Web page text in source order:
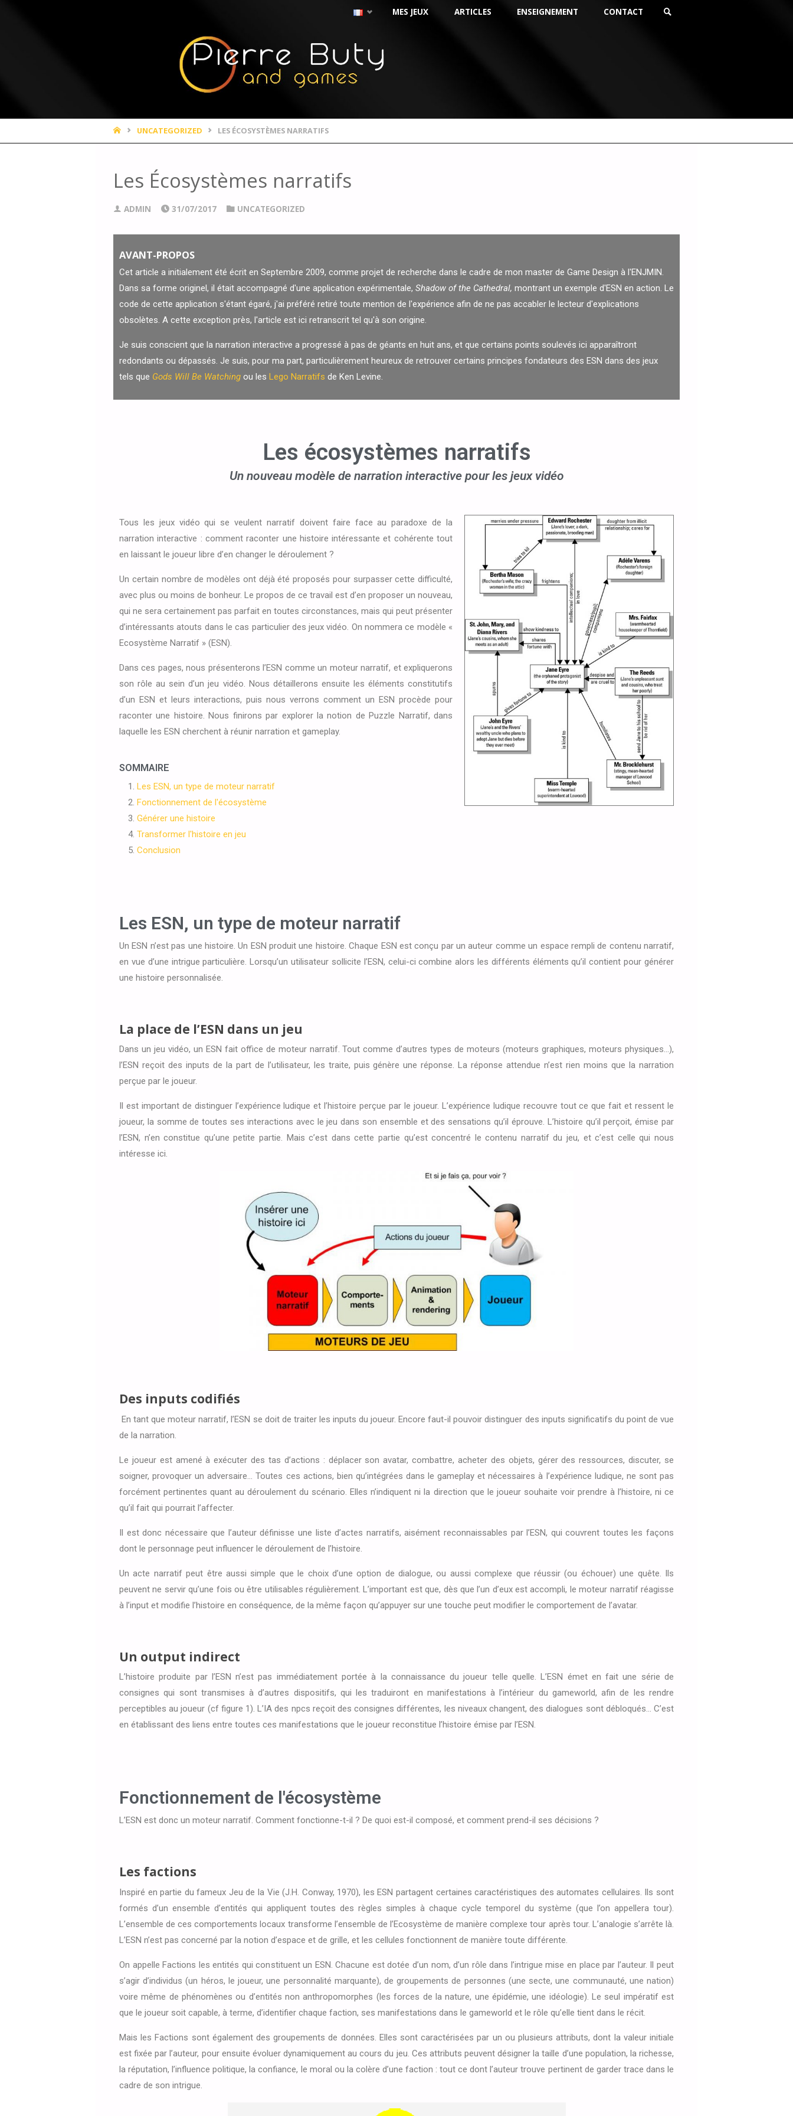
MES JEUX ARTICLES ENSEIGNEMENT CONTACT
UNCATEGORIZED LES ÉCOSYSTÈMES NARRATIFS
Les Écosystèmes narratifs
ADMIN 31/07/2017 UNCATEGORIZED
AVANT-PROPOS
Cet article a initialement été écrit en Septembre 2009, comme projet de recherche dans le cadre de mon master de Game Design à l'ENJMIN.
Dans sa forme originel, il était accompagné d'une application expérimentale, Shadow of the Cathedral, montrant un exemple d'ESN en action. Le
code de cette application s'étant égaré, j'ai préféré retiré toute mention de l'expérience afin de ne pas accabler le lecteur d'explications
obsolètes. A cette exception près, l'article est ici retranscrit tel qu'à son origine.
Je suis conscient que la narration interactive a progressé à pas de géants en huit ans, et que certains points soulevés ici apparaîtront
redondants ou dépassés. Je suis, pour ma part, particulièrement heureux de retrouver certains principes fondateurs des ESN dans des jeux
tels que Gods Will Be Watching ou les Lego Narratifs de Ken Levine.
Les écosystèmes narratifs
Un nouveau modèle de narration interactive pour les jeux vidéo
Tous les jeux vidéo qui se veulent narratif doivent faire face au paradoxe de la
narration interactive : comment raconter une histoire intéressante et cohérente tout
en laissant le joueur libre d’en changer le déroulement ?
Un certain nombre de modèles ont déjà été proposés pour surpasser cette difficulté,
avec plus ou moins de bonheur. Le propos de ce travail est d’en proposer un nouveau,
qui ne sera certainement pas parfait en toutes circonstances, mais qui peut présenter
d’intéressants atouts dans le cas particulier des jeux vidéo. On nommera ce modèle «
Ecosystème Narratif » (ESN).
Dans ces pages, nous présenterons l’ESN comme un moteur narratif, et expliquerons
son rôle au sein d’un jeu vidéo. Nous détaillerons ensuite les éléments constitutifs
d’un ESN et leurs interactions, puis nous verrons comment un ESN procède pour
raconter une histoire. Nous finirons par explorer la notion de Puzzle Narratif, dans
laquelle les ESN cherchent à réunir narration et gameplay.
SOMMAIRE
Les ESN, un type de moteur narratif
Fonctionnement de l'écosystème
Générer une histoire
Transformer l'histoire en jeu
Conclusion
Les ESN, un type de moteur narratif
Un ESN n’est pas une histoire. Un ESN produit une histoire. Chaque ESN est conçu par un auteur comme un espace rempli de contenu narratif,
en vue d’une intrigue particulière. Lorsqu’un utilisateur sollicite l’ESN, celui-ci combine alors les différents éléments qu’il contient pour générer
une histoire personnalisée.
La place de l’ESN dans un jeu
Dans un jeu vidéo, un ESN fait office de moteur narratif. Tout comme d’autres types de moteurs (moteurs graphiques, moteurs physiques…),
l’ESN reçoit des inputs de la part de l’utilisateur, les traite, puis génère une réponse. La réponse attendue n’est rien moins que la narration
perçue par le joueur.
Il est important de distinguer l’expérience ludique et l’histoire perçue par le joueur. L’expérience ludique recouvre tout ce que fait et ressent le
joueur, la somme de toutes ses interactions avec le jeu dans son ensemble et des sensations qu’il éprouve. L’histoire qu’il perçoit, émise par
l’ESN, n’en constitue qu’une petite partie. Mais c’est dans cette partie qu’est concentré le contenu narratif du jeu, et c’est celle qui nous
intéresse ici.
Des inputs codifiés
En tant que moteur narratif, l’ESN se doit de traiter les inputs du joueur. Encore faut-il pouvoir distinguer des inputs significatifs du point de vue
de la narration.
Le joueur est amené à exécuter des tas d’actions : déplacer son avatar, combattre, acheter des objets, gérer des ressources, discuter, se
soigner, provoquer un adversaire… Toutes ces actions, bien qu’intégrées dans le gameplay et nécessaires à l’expérience ludique, ne sont pas
forcément pertinentes quant au déroulement du scénario. Elles n’indiquent ni la direction que le joueur souhaite voir prendre à l’histoire, ni ce
qu’il fait qui pourrait l’affecter.
Il est donc nécessaire que l’auteur définisse une liste d’actes narratifs, aisément reconnaissables par l’ESN, qui couvrent toutes les façons
dont le personnage peut influencer le déroulement de l’histoire.
Un acte narratif peut être aussi simple que le choix d’une option de dialogue, ou aussi complexe que réussir (ou échouer) une quête. Ils
peuvent ne servir qu’une fois ou être utilisables régulièrement. L’important est que, dès que l’un d’eux est accompli, le moteur narratif réagisse
à l’input et modifie l’histoire en conséquence, de la même façon qu’appuyer sur une touche peut modifier le comportement de l’avatar.
Un output indirect
L’histoire produite par l’ESN n’est pas immédiatement portée à la connaissance du joueur telle quelle. L’ESN émet en fait une série de
consignes qui sont transmises à d’autres dispositifs, qui les traduiront en manifestations à l’intérieur du gameworld, afin de les rendre
perceptibles au joueur (cf figure 1). L’IA des npcs reçoit des consignes différentes, les niveaux changent, des dialogues sont débloqués… C’est
en établissant des liens entre toutes ces manifestations que le joueur reconstitue l’histoire émise par l’ESN.
Fonctionnement de l'écosystème
L’ESN est donc un moteur narratif. Comment fonctionne-t-il ? De quoi est-il composé, et comment prend-il ses décisions ?
Les factions
Inspiré en partie du fameux Jeu de la Vie (J.H. Conway, 1970), les ESN partagent certaines caractéristiques des automates cellulaires. Ils sont
formés d’un ensemble d’entités qui appliquent toutes des règles simples à chaque cycle temporel du système (que l’on appellera tour).
L’ensemble de ces comportements locaux transforme l’ensemble de l’Ecosystème de manière complexe tour après tour. L’analogie s’arrête là.
L’ESN n’est pas concerné par la notion d’espace et de grille, et les cellules fonctionnent de manière toute différente.
On appelle Factions les entités qui constituent un ESN. Chacune est dotée d’un nom, d’un rôle dans l’intrigue mise en place par l’auteur. Il peut
s’agir d’individus (un héros, le joueur, une personnalité marquante), de groupements de personnes (une secte, une communauté, une nation)
voire même de phénomènes ou d’entités non anthropomorphes (les forces de la nature, une épidémie, une idéologie). Le seul impératif est
que le joueur soit capable, à terme, d’identifier chaque faction, ses manifestations dans le gameworld et le rôle qu’elle tient dans le récit.
Mais les Factions sont également des groupements de données. Elles sont caractérisées par un ou plusieurs attributs, dont la valeur initiale
est fixée par l’auteur, pour ensuite évoluer dynamiquement au cours du jeu. Ces attributs peuvent désigner la taille d’une population, la richesse,
la réputation, l’influence politique, la confiance, le moral ou la colère d’une faction : tout ce dont l’auteur trouve pertinent de garder trace dans le
cadre de son intrigue.